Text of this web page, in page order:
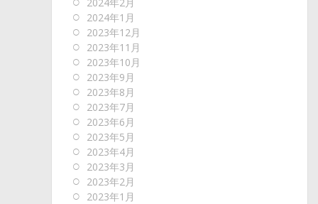
2024年2月
2024年1月
2023年12月
2023年11月
2023年10月
2023年9月
2023年8月
2023年7月
2023年6月
2023年5月
2023年4月
2023年3月
2023年2月
2023年1月